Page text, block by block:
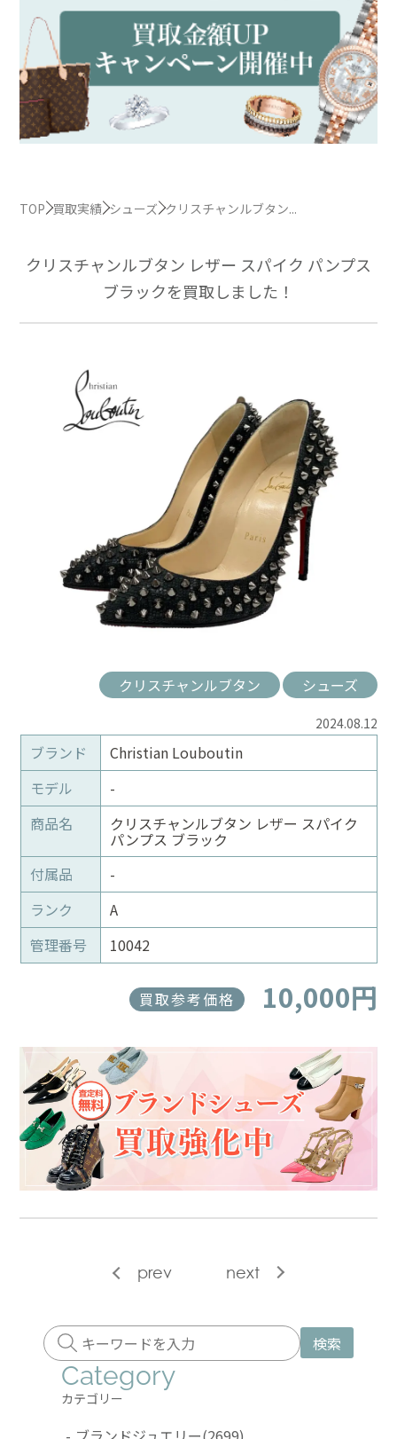
TOP 買取実績 シューズ クリスチャンルブタン...
クリスチャンルブタン レザー スパイク パンプス
ブラックを買取しました！
クリスチャンルブタン シューズ
2024.08.12
ブランド
Christian Louboutin
モデル
-
商品名
クリスチャンルブタン レザー スパイク
パンプス ブラック
付属品
-
ランク
A
管理番号
10042
買取参考価格 10,000円
prev next
検索
Category
カテゴリー